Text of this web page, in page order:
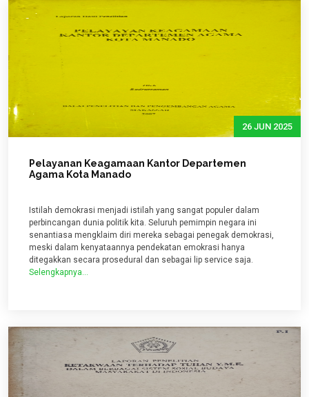
26 JUN 2025
Pelayanan Keagamaan Kantor Departemen
Agama Kota Manado
Istilah demokrasi menjadi istilah yang sangat populer dalam
perbincangan dunia politik kita. Seluruh pemimpin negara ini
senantiasa mengklaim diri mereka sebagai penegak demokrasi,
meski dalam kenyataannya pendekatan emokrasi hanya
ditegakkan secara prosedural dan sebagai lip service saja.
Selengkapnya...